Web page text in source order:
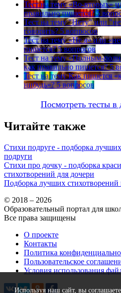
Тест на тему «Во-вторых»
правильно пишется? 5
Тест на тему "Нету" или
говорить? 5 вопросов
Тест на тему «Не я» или
пишется? 5 вопросов
Тест на тему «Полным-
как правильно пишется? 5
Тест на тему Как пишется
нибудь»? 5 вопросов
Посмотреть тесты в
Читайте также
Стихи подруге - подборка
подруги
Стихи про дочку - подборка
стихотворений для дочери
Подборка лучших
Используя наш сайт, вы
© 2018 – 2026
Образовательный портал для
Все права защищены
О проекте
Контакты
Политика
Пользовательское
Условия использования